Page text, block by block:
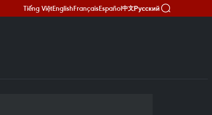
Tiếng ViệtEnglishFrançaisEspañol中文Русский